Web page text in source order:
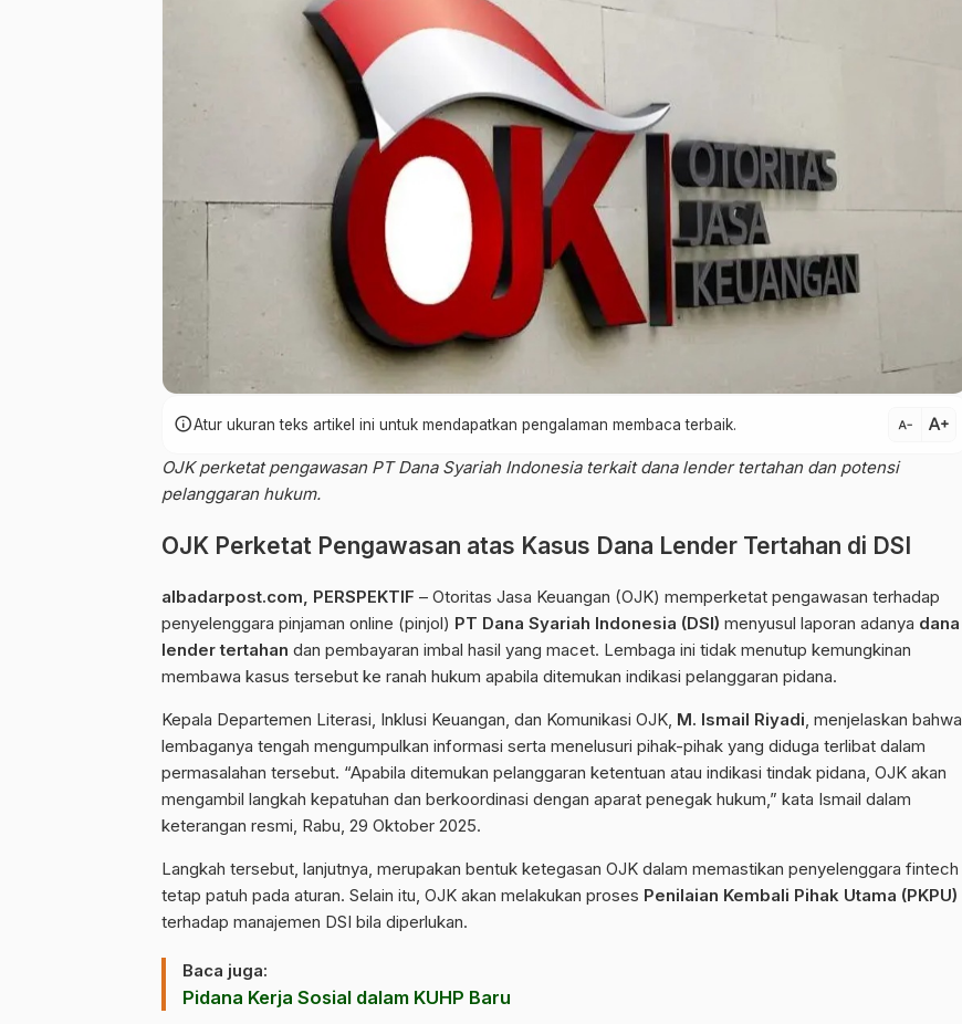
infoAtur ukuran teks artikel ini untuk mendapatkan pengalaman membaca terbaik. text_decrease text_increase
OJK perketat pengawasan PT Dana Syariah Indonesia terkait dana lender tertahan dan potensi
pelanggaran hukum.
OJK Perketat Pengawasan atas Kasus Dana Lender Tertahan di DSI
albadarpost.com , PERSPEKTIF – Otoritas Jasa Keuangan (OJK) memperketat pengawasan terhadap
penyelenggara pinjaman online (pinjol) PT Dana Syariah Indonesia (DSI) menyusul laporan adanya dana
lender tertahan dan pembayaran imbal hasil yang macet. Lembaga ini tidak menutup kemungkinan
membawa kasus tersebut ke ranah hukum apabila ditemukan indikasi pelanggaran pidana.
Kepala Departemen Literasi, Inklusi Keuangan, dan Komunikasi OJK, M. Ismail Riyadi , menjelaskan bahwa
lembaganya tengah mengumpulkan informasi serta menelusuri pihak-pihak yang diduga terlibat dalam
permasalahan tersebut. “Apabila ditemukan pelanggaran ketentuan atau indikasi tindak pidana, OJK akan
mengambil langkah kepatuhan dan berkoordinasi dengan aparat penegak hukum,” kata Ismail dalam
keterangan resmi, Rabu, 29 Oktober 2025.
Langkah tersebut, lanjutnya, merupakan bentuk ketegasan OJK dalam memastikan penyelenggara fintech
tetap patuh pada aturan. Selain itu, OJK akan melakukan proses Penilaian Kembali Pihak Utama (PKPU)
terhadap manajemen DSI bila diperlukan.
Baca juga:
Pidana Kerja Sosial dalam KUHP Baru